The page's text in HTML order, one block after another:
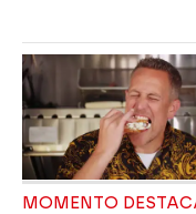
MOMENTO